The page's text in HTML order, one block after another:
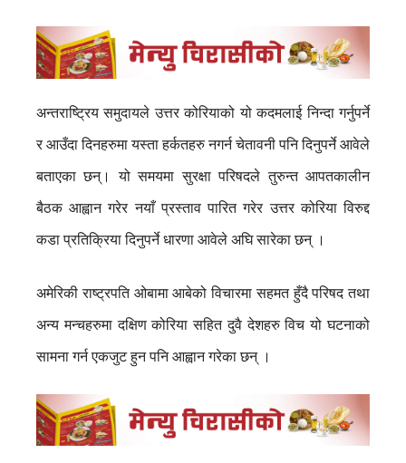
अन्तराष्ट्रिय समुदायले उत्तर कोरियाको यो कदमलाई निन्दा गर्नुपर्ने
र आउँदा दिनहरुमा यस्ता हर्कतहरु नगर्न चेतावनी पनि दिनुपर्ने आवेले
बताएका छन्। यो समयमा सुरक्षा परिषदले तुरुन्त आपतकालीन
बैठक आह्वान गरेर नयाँ प्रस्ताव पारित गरेर उत्तर कोरिया विरुद्द
कडा प्रतिक्रिया दिनुपर्ने धारणा आवेले अघि सारेका छन् ।
अमेरिकी राष्ट्रपति ओबामा आबेको विचारमा सहमत हुँदै परिषद तथा
अन्य मन्चहरुमा दक्षिण कोरिया सहित दुवै देशहरु विच यो घटनाको
सामना गर्न एकजुट हुन पनि आह्वान गरेका छन् ।